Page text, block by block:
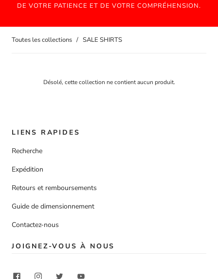
DE VOTRE PATIENCE ET DE VOTRE COMPRÉHENSION.
Toutes les collections / SALE SHIRTS
Désolé, cette collection ne contient aucun produit.
LIENS RAPIDES
Recherche
Expédition
Retours et remboursements
Guide de dimensionnement
Contactez-nous
JOIGNEZ-VOUS À NOUS